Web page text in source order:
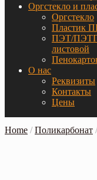
Оргстекло и
Оргстекло
Пластик
ПЭТ/
листовой
О нас
Реквизиты
Контакты
Цены
Home /Поликарбонат